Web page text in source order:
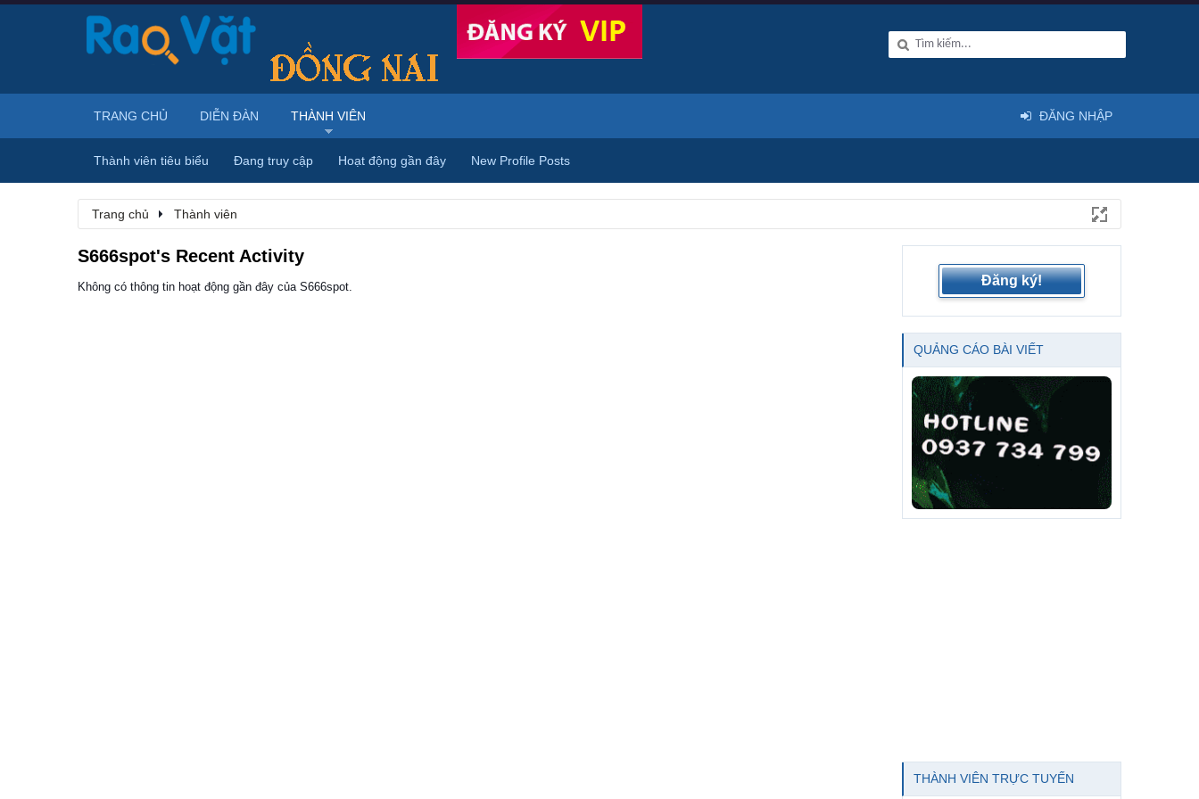
Trang chủ Thành viên
S666spot's Recent Activity
Không có thông tin hoạt động gần đây của S666spot. Đăng ký!
QUẢNG CÁO BÀI VIẾT
THÀNH VIÊN TRỰC TUYẾN
TRANG CHỦ DIỄN ĐÀN THÀNH VIÊN
Thành viên tiêu biểu Đang truy cập Hoạt động gần đây New Profile Posts
ĐĂNG NHẬP